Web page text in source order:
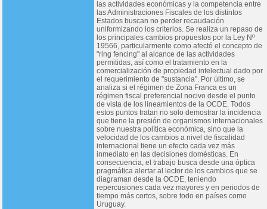
las actividades económicas y la competencia entre
las Administraciones Fiscales de los distintos
Estados buscan no perder recaudación
uniformizando los criterios. Se realiza un repaso de
los principales cambios propuestos por la Ley Nº
19566, particularmente como afectó el concepto de
"ring fencing" al alcance de las actividades
permitidas, así como el tratamiento en la
comercialización de propiedad intelectual dado por
el requerimiento de "sustancia". Por último, se
analiza si el régimen de Zona Franca es un
régimen fiscal preferencial nocivo desde el punto
de vista de los lineamientos de la OCDE. Todos
estos puntos tratan no solo demostrar la incidencia
que tiene la presión de organismos internacionales
sobre nuestra política económica, sino que la
velocidad de los cambios a nivel de fiscalidad
internacional tiene un efecto cada vez más
inmediato en las decisiones domésticas. En
consecuencia, el trabajo busca desde una óptica
pragmática alertar al lector de los cambios que se
diagraman desde la OCDE, teniendo
repercusiones cada vez mayores y en periodos de
tiempo más cortos, sobre todo en países como
Uruguay.